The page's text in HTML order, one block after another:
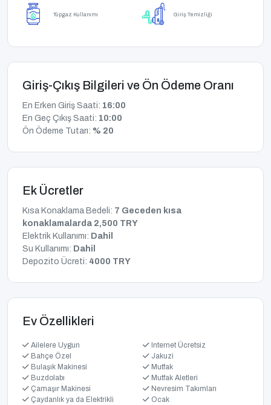
Tüpgaz Kullanımı Giriş Temizliği
Giriş-Çıkış Bilgileri ve Ön Ödeme Oranı
En Erken Giriş Saati: 16:00
En Geç Çıkış Saati: 10:00
Ön Ödeme Tutarı: % 20
Ek Ücretler
Kısa Konaklama Bedeli: 7 Geceden kısa
konaklamalarda 2,500 TRY
Elektrik Kullanımı: Dahil
Su Kullanımı: Dahil
Depozito Ücreti: 4000 TRY
Ev Özellikleri
Ailelere Uygun
Bahçe Özel
Bulaşık Makinesi
Buzdolabı
Çamaşır Makinesi
Çaydanlık ya da Elektrikli
Internet Ücretsiz
Jakuzi
Mutfak
Mutfak Aletleri
Nevresim Takımları
Ocak